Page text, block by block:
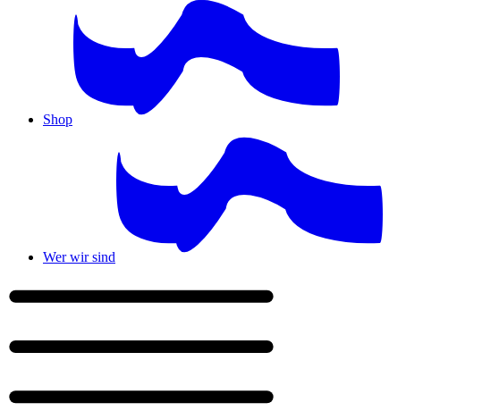
Shop
Wer wir sind